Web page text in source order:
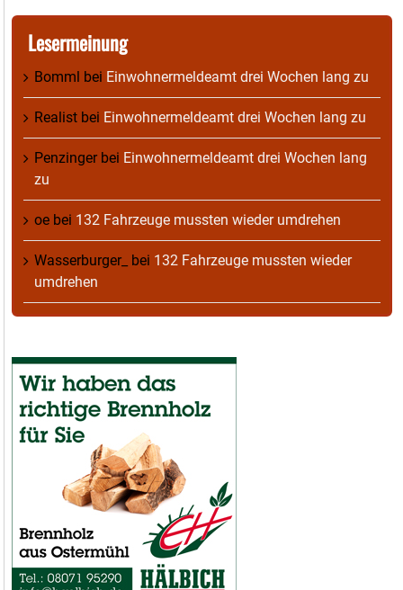
Lesermeinung
Bomml bei Einwohnermeldeamt drei Wochen lang zu
Realist bei Einwohnermeldeamt drei Wochen lang zu
Penzingerbei Einwohnermeldeamt drei Wochen lang
zu
oe bei 132 Fahrzeuge mussten wieder umdrehen
Wasserburger_ bei 132 Fahrzeuge mussten wieder
umdrehen